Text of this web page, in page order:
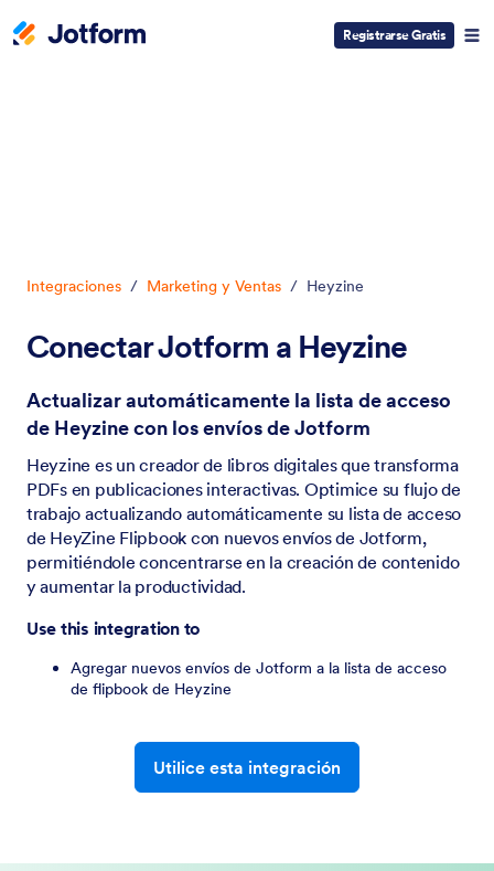
Registrarse Gratis
Integraciones / Marketing y Ventas / Heyzine
Conectar Jotform a Heyzine
Actualizar automáticamente la lista de acceso
de Heyzine con los envíos de Jotform
Heyzine es un creador de libros digitales que transforma
PDFs en publicaciones interactivas. Optimice su flujo de
trabajo actualizando automáticamente su lista de acceso
de HeyZine Flipbook con nuevos envíos de Jotform,
permitiéndole concentrarse en la creación de contenido
y aumentar la productividad.
Use this integration to
Agregar nuevos envíos de Jotform a la lista de acceso
de flipbook de Heyzine
Utilice esta integración